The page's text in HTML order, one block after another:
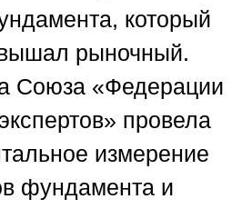
который
рыночный.
Союза «Федерации
провела
измерение
фундамента и